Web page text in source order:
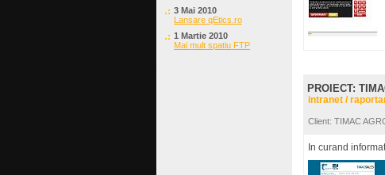
3 Mai 2010
Lansare qEtics.ro
1 Martie 2010
Mai mult spatiu FTP
PROIECT:
intranet /
Client: TIMAC
In curand